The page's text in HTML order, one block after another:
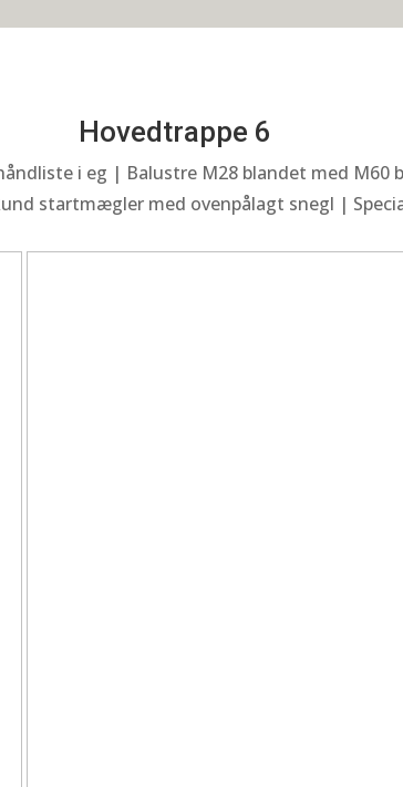
Hovedtrappe 6
i eg | Balustre M28 blandet med M60
startmægler med ovenpålagt snegl |